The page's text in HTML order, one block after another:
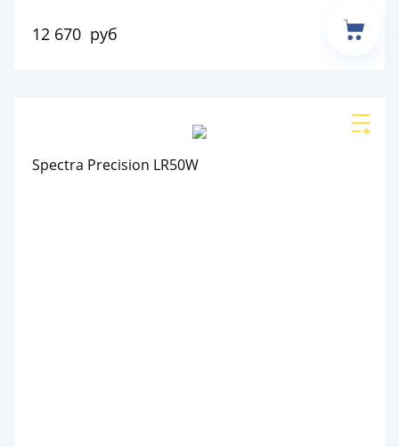
12 670 руб
Spectra Precision LR50W